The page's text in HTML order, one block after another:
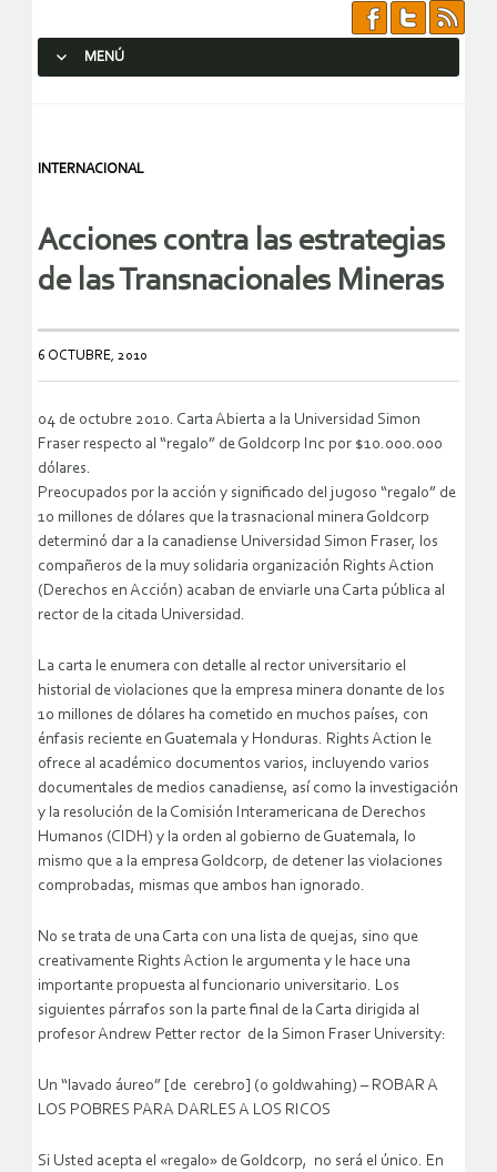
MENÚ
INTERNACIONAL
Acciones contra las estrategias
de las Transnacionales Mineras
6 OCTUBRE, 2010
04 de octubre 2010. Carta Abierta a la Universidad Simon
Fraser respecto al “regalo” de Goldcorp Inc por $10.000.000
dólares.
Preocupados por la acción y significado del jugoso “regalo” de
10 millones de dólares que la trasnacional minera Goldcorp
determinó dar a la canadiense Universidad Simon Fraser, los
compañeros de la muy solidaria organización Rights Action
(Derechos en Acción) acaban de enviarle una Carta pública al
rector de la citada Universidad.
La carta le enumera con detalle al rector universitario el
historial de violaciones que la empresa minera donante de los
10 millones de dólares ha cometido en muchos países, con
énfasis reciente en Guatemala y Honduras. Rights Action le
ofrece al académico documentos varios, incluyendo varios
documentales de medios canadiense, así como la investigación
y la resolución de la Comisión Interamericana de Derechos
Humanos (CIDH) y la orden al gobierno de Guatemala, lo
mismo que a la empresa Goldcorp, de detener las violaciones
comprobadas, mismas que ambos han ignorado.
No se trata de una Carta con una lista de quejas, sino que
creativamente Rights Action le argumenta y le hace una
importante propuesta al funcionario universitario. Los
siguientes párrafos son la parte final de la Carta dirigida al
profesor Andrew Petter rector de la Simon Fraser University:
Un “lavado áureo” [de cerebro] (o goldwahing) – ROBAR A
LOS POBRES PARA DARLES A LOS RICOS
Si Usted acepta el «regalo» de Goldcorp, no será el único. En